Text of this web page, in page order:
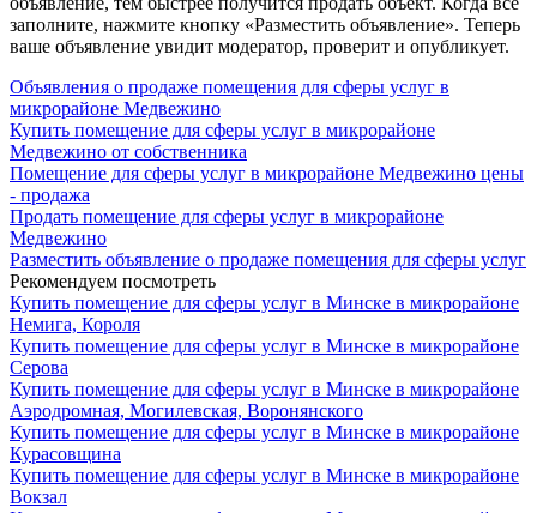
заполните, нажмите кнопку «Разместить объявление». Теперь
ваше объявление увидит модератор, проверит и опубликует.
Объявления о продаже помещения для сферы услуг в
микрорайоне Медвежино
Купить помещение для сферы услуг в микрорайоне
Медвежино от собственника
Помещение для сферы услуг в микрорайоне Медвежино цены
- продажа
Продать помещение для сферы услуг в микрорайоне
Медвежино
Разместить объявление о продаже помещения для сферы услуг
Рекомендуем посмотреть
Купить помещение для сферы услуг в Минске в микрорайоне
Немига, Короля
Купить помещение для сферы услуг в Минске в микрорайоне
Серова
Купить помещение для сферы услуг в Минске в микрорайоне
Аэродромная, Могилевская, Воронянского
Купить помещение для сферы услуг в Минске в микрорайоне
Курасовщина
Купить помещение для сферы услуг в Минске в микрорайоне
Вокзал